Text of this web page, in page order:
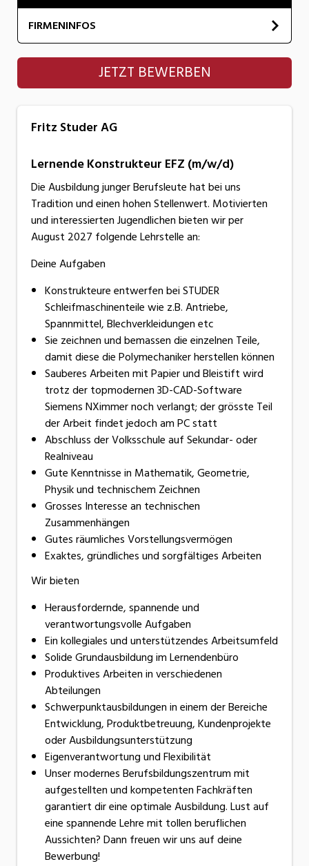
FIRMENINFOS
Fritz Studer AG
JETZT BEWERBEN
Fritz Studer AG
Lernende Konstrukteur EFZ (m/w/d)
Die Ausbildung junger Berufsleute hat bei uns
Tradition und einen hohen Stellenwert. Motivierten
und interessierten Jugendlichen bieten wir per
August 2027 folgende Lehrstelle an:
Deine Aufgaben
Konstrukteure entwerfen bei STUDER
Schleifmaschinenteile wie z.B. Antriebe,
Spannmittel, Blechverkleidungen etc
Sie zeichnen und bemassen die einzelnen Teile,
damit diese die Polymechaniker herstellen können
Sauberes Arbeiten mit Papier und Bleistift wird
trotz der topmodernen 3D-CAD-Software
Siemens NXimmer noch verlangt; der grösste Teil
der Arbeit findet jedoch am PC statt
Abschluss der Volksschule auf Sekundar- oder
Realniveau
Gute Kenntnisse in Mathematik, Geometrie,
Physik und technischem Zeichnen
Grosses Interesse an technischen
Zusammenhängen
Gutes räumliches Vorstellungsvermögen
Exaktes, gründliches und sorgfältiges Arbeiten
Wir bieten
Herausfordernde, spannende und
verantwortungsvolle Aufgaben
Ein kollegiales und unterstützendes Arbeitsumfeld
Solide Grundausbildung im Lernendenbüro
Produktives Arbeiten in verschiedenen
Abteilungen
Schwerpunktausbildungen in einem der Bereiche
Entwicklung, Produktbetreuung, Kundenprojekte
oder Ausbildungsunterstützung
Eigenverantwortung und Flexibilität
Unser modernes Berufsbildungszentrum mit
aufgestellten und kompetenten Fachkräften
garantiert dir eine optimale Ausbildung. Lust auf
eine spannende Lehre mit tollen beruflichen
Aussichten? Dann freuen wir uns auf deine
Bewerbung!